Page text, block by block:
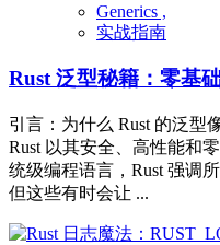
Generics ,
实战指南
Rust 泛型秘籍：零基
引言：为什么 Rust 的泛型
Rust 以其安全、高性能和
统级编程语言，Rust 强调
但这些有时会让 ...